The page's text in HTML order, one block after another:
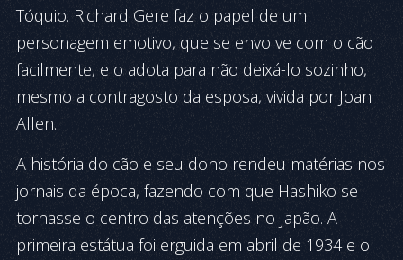
Tóquio. Richard Gere faz o papel de um
personagem emotivo, que se envolve com o cão
facilmente, e o adota para não deixá-lo sozinho,
mesmo a contragosto da esposa, vivida por Joan
Allen.
A história do cão e seu dono rendeu matérias nos
jornais da época, fazendo com que Hashiko se
tornasse o centro das atenções no Japão. A
primeira estátua foi erguida em abril de 1934 e o